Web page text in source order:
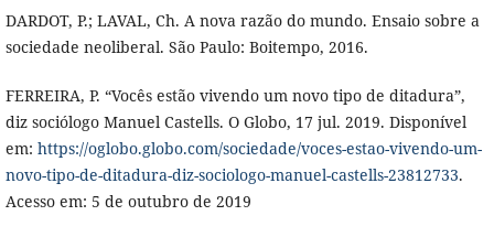
DARDOT, P.; LAVAL, Ch. A nova razão do mundo. Ensaio sobre a
sociedade neoliberal. São Paulo: Boitempo, 2016.
FERREIRA, P. “Vocês estão vivendo um novo tipo de ditadura”,
diz sociólogo Manuel Castells. O Globo, 17 jul. 2019. Disponível
em: https://oglobo.globo.com/sociedade/voces-estao-vivendo-um-
novo-tipo-de-ditadura-diz-sociologo-manuel-castells-23812733.
Acesso em: 5 de outubro de 2019